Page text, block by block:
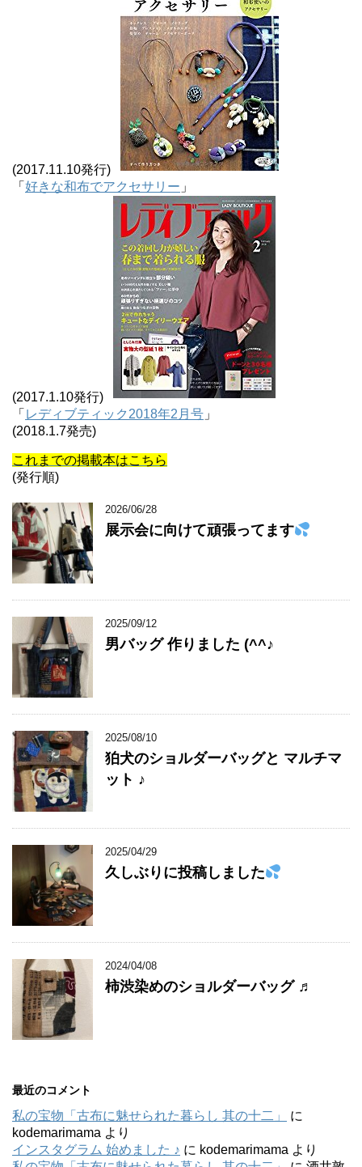
(2017.11.10発行)
「 好きな和布でアクセサリー 」
(2017.1.10発行)
「 レディブティック2018年2月号 」
(2018.1.7発売)
これまでの掲載本はこちら
(発行順)
2026/06/28
展示会に向けて頑張ってます
2025/09/12
男バッグ 作りました (^^♪
2025/08/10
狛犬のショルダーバッグと マルチマ
ット ♪
2025/04/29
久しぶりに投稿しました
2024/04/08
柿渋染めのショルダーバッグ ♬
最近のコメント
私の宝物「古布に魅せられた暮らし 其の十二」
に
kodemarimama より
インスタグラム 始めました ♪ に kodemarimama より